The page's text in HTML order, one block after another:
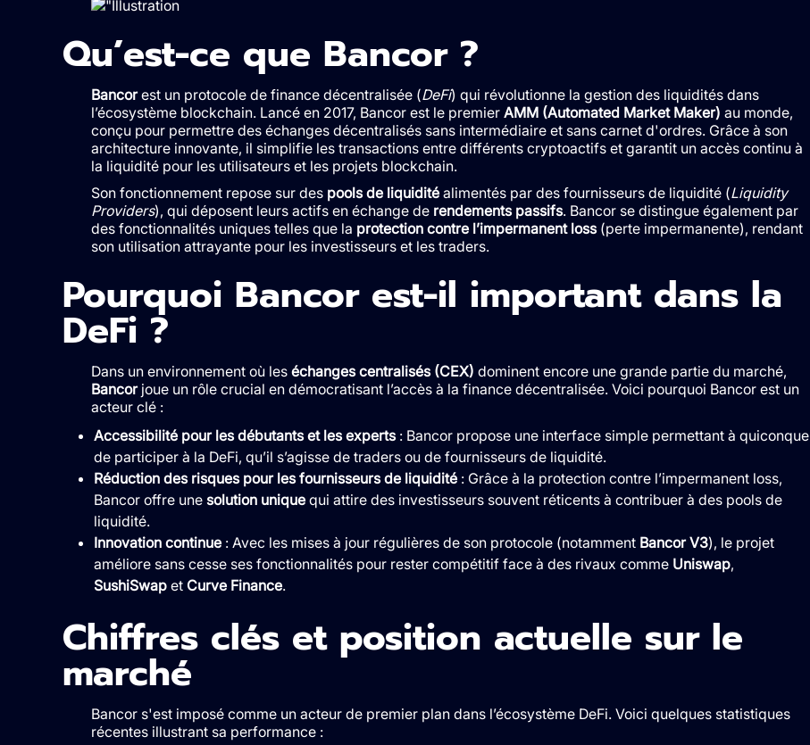
Qu’est-ce que Bancor ?
Bancorest un protocole de finance décentralisée (DeFi) qui révolutionne la gestion des liquidités dans
l’écosystème blockchain. Lancé en 2017, Bancor est le premier AMM (Automated Market Maker) au monde,
conçu pour permettre des échanges décentralisés sans intermédiaire et sans carnet d'ordres. Grâce à son
architecture innovante, il simplifie les transactions entre différents cryptoactifs et garantit un accès continu à
la liquidité pour les utilisateurs et les projets blockchain.
Son fonctionnement repose sur des pools de liquiditéalimentés par des fournisseurs de liquidité (Liquidity
Providers), qui déposent leurs actifs en échange de rendements passifs. Bancor se distingue également par
des fonctionnalités uniques telles que la protection contre l’impermanent loss(perte impermanente), rendant
son utilisation attrayante pour les investisseurs et les traders.
Pourquoi Bancor est-il important dans la
DeFi ?
Dans un environnement où les échanges centralisés (CEX) dominent encore une grande partie du marché,
Bancorjoue un rôle crucial en démocratisant l’accès à la finance décentralisée. Voici pourquoi Bancor est un
acteur clé :
Accessibilité pour les débutants et les experts: Bancor propose une interface simple permettant à quiconque
de participer à la DeFi, qu’il s’agisse de traders ou de fournisseurs de liquidité.
Réduction des risques pour les fournisseurs de liquidité: Grâce à la protection contre l’impermanent loss,
Bancor offre une solution uniquequi attire des investisseurs souvent réticents à contribuer à des pools de
liquidité.
Innovation continue: Avec les mises à jour régulières de son protocole (notamment Bancor V3), le projet
améliore sans cesse ses fonctionnalités pour rester compétitif face à des rivaux comme Uniswap,
SushiSwapet Curve Finance.
Chiffres clés et position actuelle sur le
marché
Bancor s'est imposé comme un acteur de premier plan dans l’écosystème DeFi. Voici quelques statistiques
récentes illustrant sa performance :